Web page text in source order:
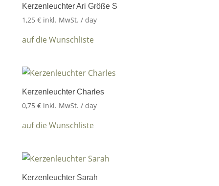
Kerzenleuchter Ari Größe S
1,25 € inkl. MwSt. / day
auf die Wunschliste
Kerzenleuchter Charles
0,75 € inkl. MwSt. / day
auf die Wunschliste
Kerzenleuchter Sarah